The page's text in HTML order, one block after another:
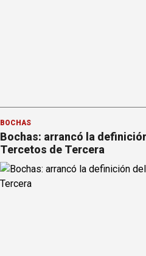
BOCHAS
Bochas: arrancó la
Tercetos de Tercera